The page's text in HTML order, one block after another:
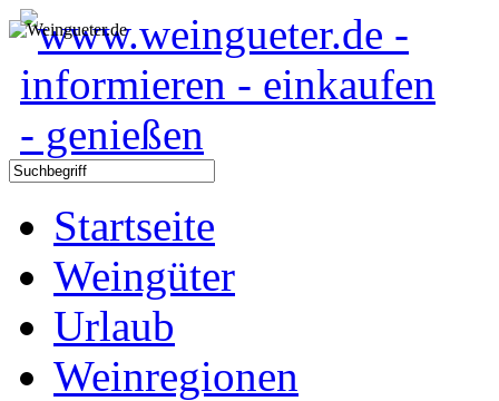
Startseite
Weingüter
Urlaub
Weinregionen